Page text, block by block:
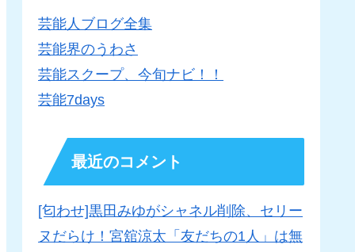
芸能人ブログ全集
芸能界のうわさ
芸能スクープ、今旬ナビ！！
芸能7days
最近のコメント
[匂わせ]黒田みゆがシャネル削除、セリー
ヌだらけ！宮舘涼太「友だちの1人」は無